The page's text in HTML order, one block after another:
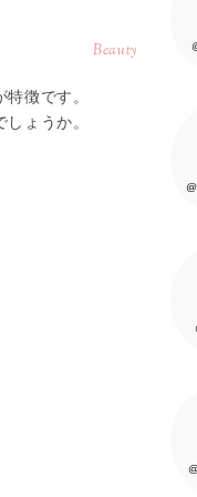
Beauty
徴です。
ょうか。